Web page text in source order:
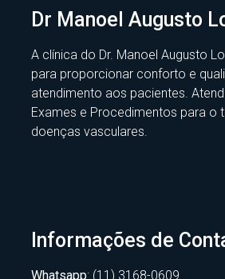
Dr Manoel Augusto
A clínica do Dr. Manoel Augusto
para proporcionar conforto e
atendimento aos pacientes.
Exames e Procedimentos para o
doenças vasculares.
Informações de
Whatsapp: (11) 3168-0609